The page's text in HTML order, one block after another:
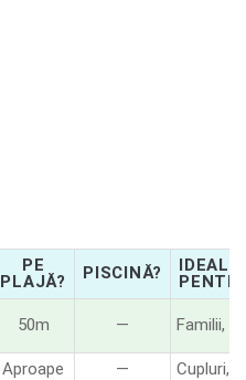
PE
PLAJĂ?
PISCINĂ?
IDEAL
50m — Familii,
Aproape — Cupluri,